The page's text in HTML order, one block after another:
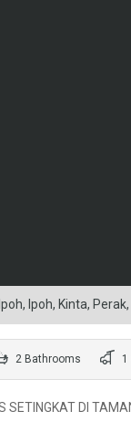
Ipoh, Kinta,
2 Bathrooms 1
SETINGKAT DI